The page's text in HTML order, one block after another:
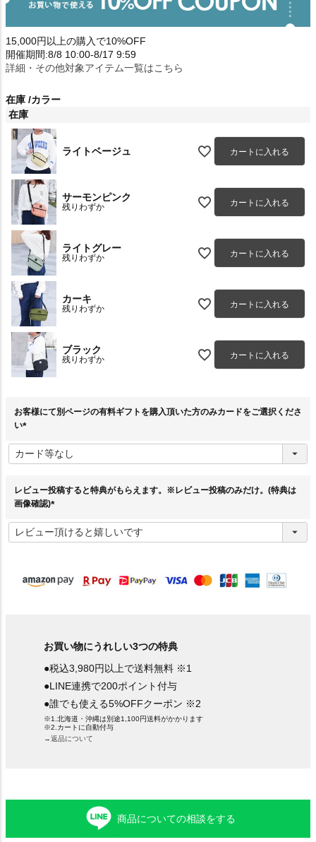
15,000円以上の購入で10%OFF
開催期間:8/8 10:00-8/17 9:59
詳細・その他対象アイテム一覧はこちら
在庫 カラー
在庫
ライトベージュ カートに入れる
サーモンピンク
残りわずか カートに入れる
ライトグレー
残りわずか カートに入れる
カーキ
残りわずか カートに入れる
ブラック
残りわずか カートに入れる
お客様にて別ページの有料ギフトを購入頂いた方のみカードをご選択くださ
い
必
須
レビュー投稿すると特典がもらえます。※レビュー投稿のみだけ。(特典は
画像確認)
必
須
お買い物にうれしい3つの特典
●税込3,980円以上で送料無料 ※1
●LINE連携で200ポイント付与
●誰でも使える5%OFFクーポン ※2
※1.北海道・沖縄は別途1,100円送料がかかります
※2.カートに自動付与
→返品について
商品についての相談をする